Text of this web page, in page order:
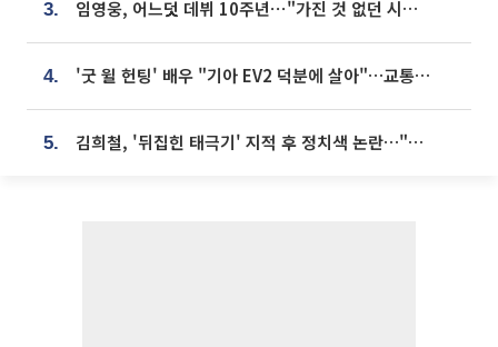
3. 임영웅, 어느덧 데뷔 10주년⋯"가진 것 없던 시절, 내 앞엔 20명의 팬뿐"
4. '굿 윌 헌팅' 배우 "기아 EV2 덕분에 살아"…교통사고 후 안전성 극찬
5. 김희철, '뒤집힌 태극기' 지적 후 정치색 논란…"좌우 떠나 우리나라 국기"